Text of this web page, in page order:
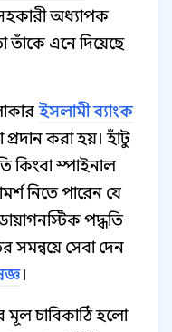
অধ্যাপক
তাঁকে এনে দিয়েছে
ইসলামী ব্যাংক
প্রদান করা হয়। হাঁটু
কিংবা স্পাইনাল
নিতে পারেন যে
পদ্ধতি
সমন্বয়ে সেবা দেন
।
মূল চাবিকাঠি হলো